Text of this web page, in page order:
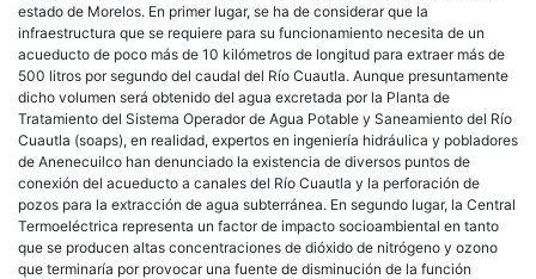
estado de Morelos. En primer lugar, se ha de considerar que la
infraestructura que se requiere para su funcionamiento necesita de un
acueducto de poco más de 10 kilómetros de longitud para extraer más de
500 litros por segundo del caudal del Río Cuautla. Aunque presuntamente
dicho volumen será obtenido del agua excretada por la Planta de
Tratamiento del Sistema Operador de Agua Potable y Saneamiento del Río
Cuautla (soaps), en realidad, expertos en ingeniería hidráulica y pobladores
de Anenecuilco han denunciado la existencia de diversos puntos de
conexión del acueducto a canales del Río Cuautla y la perforación de
pozos para la extracción de agua subterránea. En segundo lugar, la Central
Termoeléctrica representa un factor de impacto socioambiental en tanto
que se producen altas concentraciones de dióxido de nitrógeno y ozono
que terminaría por provocar una fuente de disminución de la función